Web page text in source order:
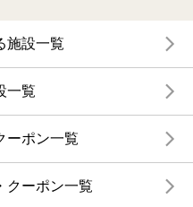
施設一覧
一覧
ーポン一覧
クーポン一覧